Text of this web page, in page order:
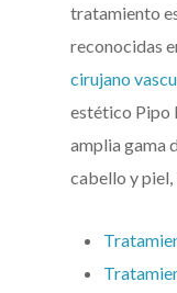
tratamiento
reconocidas
cirujano
estético Pipo
amplia gama
cabello y piel,